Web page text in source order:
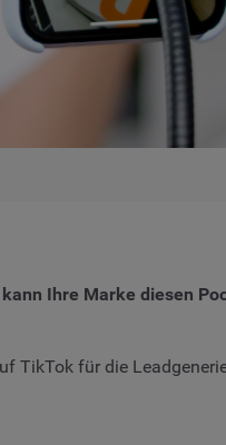
Ihre Marke diesen
TikTok für die